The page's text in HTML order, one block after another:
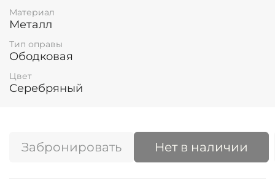
Материал
Металл
Тип оправы
Ободковая
Цвет
Серебряный
Забронировать Нет в наличии